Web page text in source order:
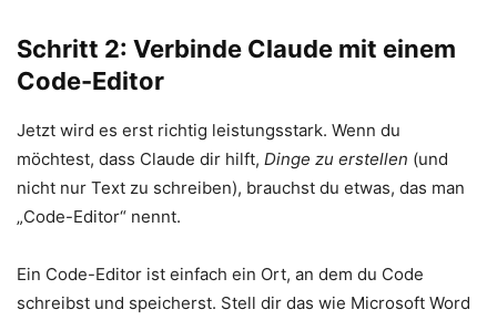
Schritt 2: Verbinde Claude mit einem
Code-Editor
Jetzt wird es erst richtig leistungsstark. Wenn du
möchtest, dass Claude dir hilft, Dinge zu erstellen (und
nicht nur Text zu schreiben), brauchst du etwas, das man
„Code-Editor“ nennt.
Ein Code-Editor ist einfach ein Ort, an dem du Code
schreibst und speicherst. Stell dir das wie Microsoft Word